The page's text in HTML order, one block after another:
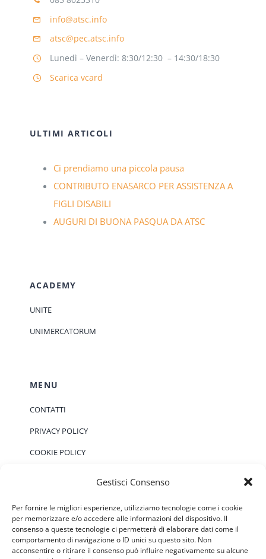
Gestisci Consenso
Per fornire le migliori esperienze, utilizziamo tecnologie come i cookie
per memorizzare e/o accedere alle informazioni del dispositivo. Il
consenso a queste tecnologie ci permetterà di elaborare dati come il
comportamento di navigazione o ID unici su questo sito. Non
acconsentire o ritirare il consenso può influire negativamente su alcune
info@atsc.info
atsc@pec.atsc.info
Lunedì – Venerdì: 8:30/12:30 – 14:30/18:30
Scarica vcard
ULTIMI ARTICOLI
Ci prendiamo una piccola pausa
CONTRIBUTO ENASARCO PER ASSISTENZA A
FIGLI DISABILI
AUGURI DI BUONA PASQUA DA ATSC
ACADEMY
UNITE
UNIMERCATORUM
MENU
CONTATTI
PRIVACY POLICY
COOKIE POLICY
EVENTI
Notice
Non ci sono eventi previsti.